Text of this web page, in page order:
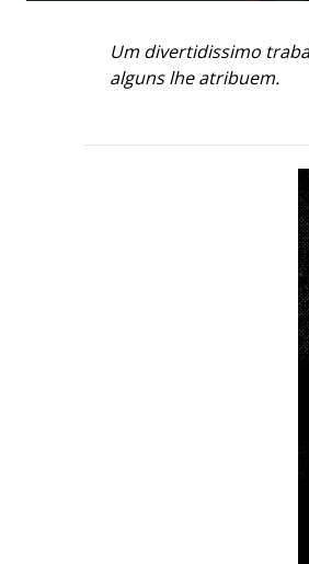
Um divertidissimo
alguns lhe atribuem.